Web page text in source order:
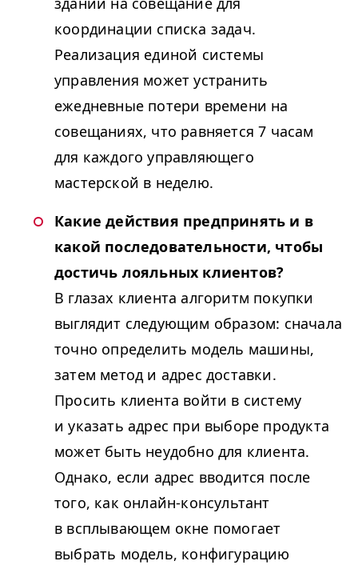
координации списка задач.
Реализация единой системы
управления может устранить
ежедневные потери времени на
совещаниях, что равняется 7 часам
для каждого управляющего
мастерской в неделю.
Какие действия предпринять и в
какой последовательности, чтобы
достичь лояльных клиентов?
В глазах клиента алгоритм покупки
выглядит следующим образом: сначала
точно определить модель машины,
затем метод и адрес доставки.
Просить клиента войти в систему
и указать адрес при выборе продукта
может быть неудобно для клиента.
Однако, если адрес вводится после
того, как онлайн-консультант
в всплывающем окне помогает
выбрать модель, конфигурацию